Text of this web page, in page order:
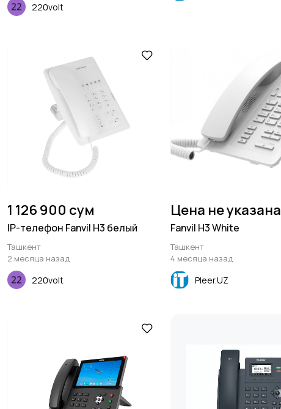
220volt
1 126 900 сум
IP-телефон Fanvil H3 белый
Ташкент
2 месяца назад
220volt
Цена не указана
Fanvil H3 White
Ташкент
4 месяца назад
Pleer.UZ